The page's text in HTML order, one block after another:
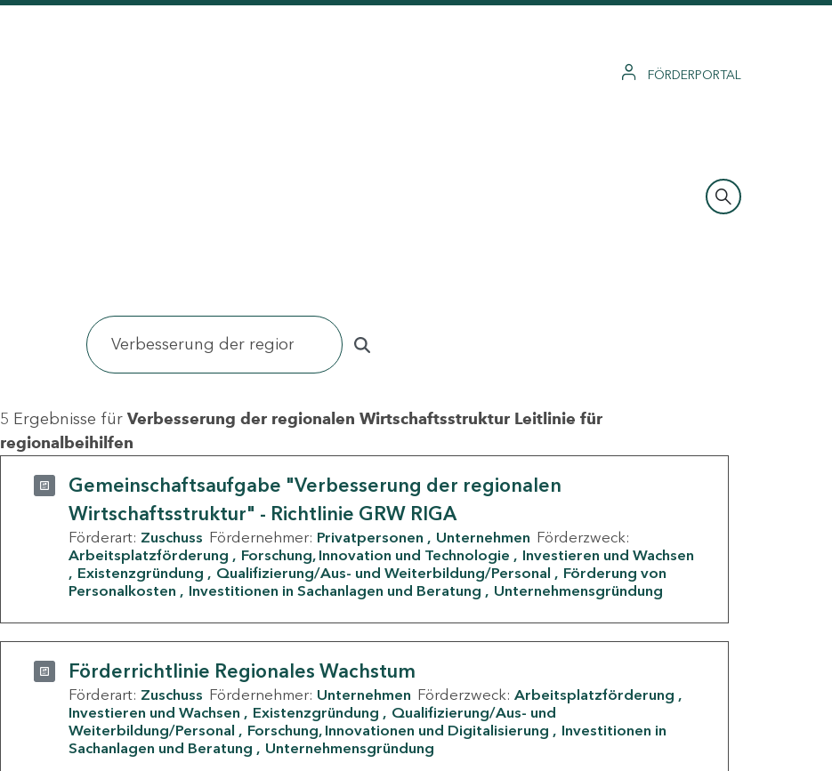
FÖRDERPORTAL
5 Ergebnisse für Verbesserung der regionalen Wirtschaftsstruktur Leitlinie für
regionalbeihilfen
Gemeinschaftsaufgabe "Verbesserung der regionalen
Wirtschaftsstruktur" - Richtlinie GRW RIGA
Förderart: Zuschuss Fördernehmer: Privatpersonen Unternehmen Förderzweck:
Arbeitsplatzförderung
Forschung, Innovation und Technologie
Investieren und Wachsen
Existenzgründung
Qualifizierung/Aus- und Weiterbildung/Personal
Förderung von
Personalkosten
Investitionen in Sachanlagen und Beratung Unternehmensgründung
Förderrichtlinie Regionales Wachstum
Förderart: Zuschuss Fördernehmer: Unternehmen Förderzweck: Arbeitsplatzförderung
Investieren und Wachsen
Existenzgründung
Qualifizierung/Aus- und
Weiterbildung/Personal
Forschung, Innovationen und Digitalisierung
Investitionen in
Sachanlagen und Beratung
Unternehmensgründung